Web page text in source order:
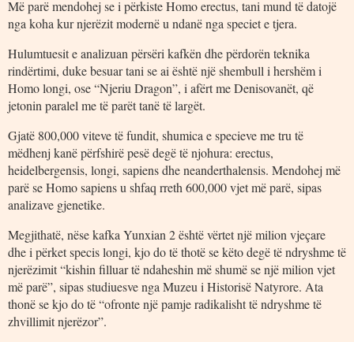
Më parë mendohej se i përkiste Homo erectus, tani mund të datojë
nga koha kur njerëzit modernë u ndanë nga speciet e tjera.
Hulumtuesit e analizuan përsëri kafkën dhe përdorën teknika
rindërtimi, duke besuar tani se ai është një shembull i hershëm i
Homo longi, ose “Njeriu Dragon”, i afërt me Denisovanët, që
jetonin paralel me të parët tanë të largët.
Gjatë 800,000 viteve të fundit, shumica e specieve me tru të
mëdhenj kanë përfshirë pesë degë të njohura: erectus,
heidelbergensis, longi, sapiens dhe neanderthalensis. Mendohej më
parë se Homo sapiens u shfaq rreth 600,000 vjet më parë, sipas
analizave gjenetike.
Megjithatë, nëse kafka Yunxian 2 është vërtet një milion vjeçare
dhe i përket specis longi, kjo do të thotë se këto degë të ndryshme të
njerëzimit “kishin filluar të ndaheshin më shumë se një milion vjet
më parë”, sipas studiuesve nga Muzeu i Historisë Natyrore. Ata
thonë se kjo do të “ofronte një pamje radikalisht të ndryshme të
zhvillimit njerëzor”.